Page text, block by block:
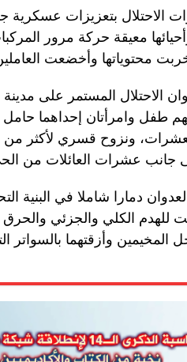
الاحتلال بتعزيزات عسكرية
معيقة حركة مرور
محتوياتها وأخضعت
طفل وامرأتان إحداهما
عشرات العائلات من
دمارا شاملا في البنية
للهدم الكلي والجزئي
المخيمين وأزقتهما بالسواتر